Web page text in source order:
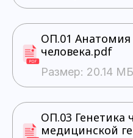
ОП.01
человека.pdf
Размер: 20.14 МБ
ОП.03 Генетика
медицинской